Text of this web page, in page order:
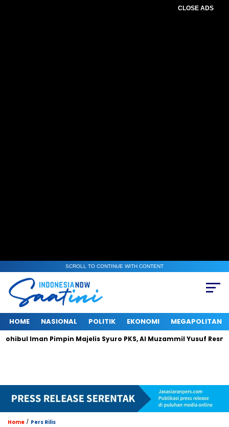
CLOSE ADS
SCROLL TO CONTINUE WITH CONTENT
HOME NASIONAL POLITIK EKONOMI MEGAPOLITAN
Majelis Syuro PKS, Al Muzammil Yusuf Resmi Menjabat
Home / Pers Rilis